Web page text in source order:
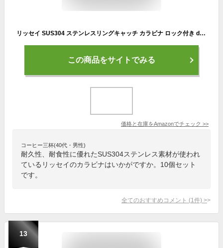
リッセイ SUS304 ステンレスリングキャッチ カラビナ ロック付き dリング 連結金具 大型 小型 登山 鎖チェーン ブランコ用 (4cm-10個)
この商品をサイトでみる
価格と在庫をAmazonでチェック >>
コーヒー三杯(40代・男性)
耐久性、耐食性に優れたSUS304ステンレス素材が使われ
ているリッセイのカラビナはいかがですか。10個セット
です。
全てのおすすめコメント (1 件) >
13